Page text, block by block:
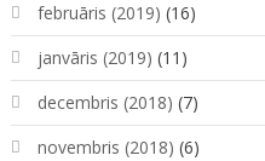
februāris (2019) (16)
janvāris (2019) (11)
decembris (2018) (7)
novembris (2018) (6)